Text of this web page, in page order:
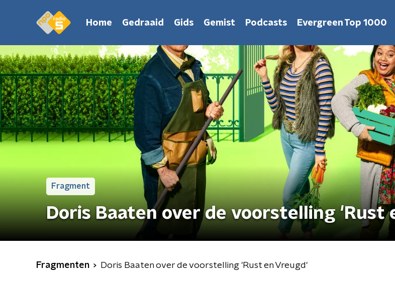
Home Gedraaid Gids Gemist Podcasts Evergreen Top 1000
Fragment
Doris Baaten over de voorstelling 'Rust
Fragmenten Doris Baaten over de voorstelling 'Rust en Vreugd'